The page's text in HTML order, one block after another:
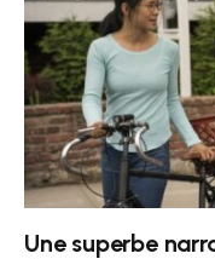
Une superbe